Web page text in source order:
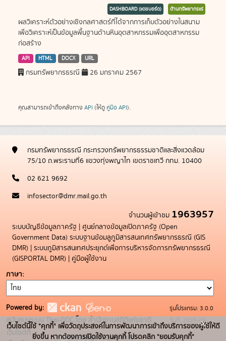
DASHBOARD (แดชบอร์ด) ด้านทรัพยากรแร่
ผลวิเคราะห์ตัวอย่างเชิงกลศาสตร์ที่ได้จากการเก็บตัวอย่างในสนาม
เพื่อวิเคราะห์เป็นข้อมูลพื้นฐานด้านหินอุตสาหกรรมเพื่ออุตสาหกรรม
ก่อสร้าง
API HTML DOCX URL
กรมทรัพยากรธรณี 26 มกราคม 2567
คุณสามารถเข้าถึงคลังทาง API (ให้ดู คู่มือ API).
กรมทรัพยากรธรณี กระทรวงทรัพยากรธรรมชาติและสิ่งแวดล้อม
75/10 ถ.พระรามที่6 แขวงทุ่งพญาไท เขตราชเทวี กทม. 10400
02 621 9692
infosector@dmr.mail.go.th
จำนวนผู้เข้าชม 1963957
ระบบบัญชีข้อมูลภาครัฐ | ศูนย์กลางข้อมูลเปิดภาครัฐ (Open
Government Data) ระบบฐานข้อมลูภูมิสารสนเทศทรัพยากรธรณี (GIS
DMR) | ระบบภูมิสารสนเทศประยุกต์เพื่อการบริหารจัดการทรัพยากรธรณี
(GISPORTAL DMR) | คู่มือผู้ใช้งาน
ภาษา
Powered by:
สนับสนุนระบบ Thai-GDC โดย สำนักงานสถิติแห่งชาติ
เว็บไซต์ที่
ระบบบัญชีข้อมูลภาครัฐ
รุ่นโปรแกรม: 3.0.0
วันที่: 2025-05-
19
เว็บไซต์นี้ใช้ "คุกกี้" เพื่อวัตถุประสงค์ในการพัฒนาการเข้าถึงบริการของผู้ใช้ให้ดี
ยิ่งขึ้น หากต้องการเปิดใช้งานคุกกี้ โปรดคลิก "ยอมรับคุกกี้"
x